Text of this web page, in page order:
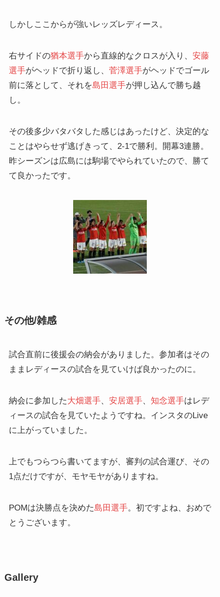
しかしここからが強いレッズレディース。
右サイドの猶本選手から直線的なクロスが入り、 安藤
選手がヘッドで折り返し、 菅澤選手がヘッドでゴール
前に落として、それを島田選手が押し込んで勝ち越
し。
その後多少バタバタした感じはあったけど、決定的な
ことはやらせず逃げきって、2-1で勝利。開幕3連勝。
昨シーズンは広島には駒場でやられていたので、勝て
て良かったです。
その他/雑感
試合直前に後援会の納会がありました。参加者はその
ままレディースの試合を見ていけば良かったのに。
納会に参加した大畑選手、 安居選手、 知念選手はレデ
ィースの試合を見ていたようですね。インスタのLive
に上がっていました。
上でもつらつら書いてますが、審判の試合運び、その
1点だけですが、モヤモヤがありますね。
POMは決勝点を決めた島田選手。初ですよね、おめで
とうございます。
Gallery